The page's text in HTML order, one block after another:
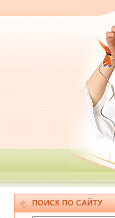
ПОИСК ПО САЙТУ